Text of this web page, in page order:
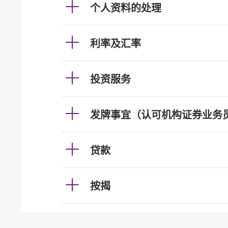
个人资料的处理
利率及汇率
投资服务
发牌事宜（认可机构证券业务
贷款
按揭